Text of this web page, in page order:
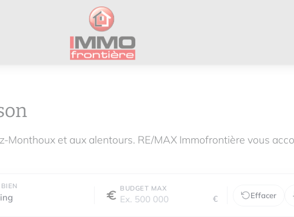
Monthoux et aux alentours. RE/MAX Immofrontière vous
BUDGET MAX
€ Effacer